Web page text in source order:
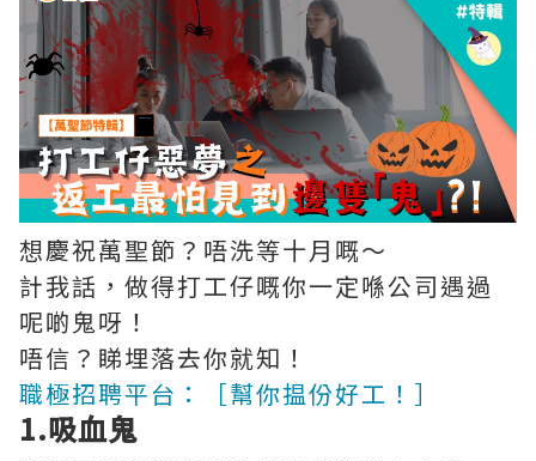
想慶祝萬聖節？唔洗等十月嘅～
計我話，做得打工仔嘅你一定喺公司遇過
呢啲鬼呀！
唔信？睇埋落去你就知！
職極招聘平台：［幫你揾份好工！］
1.吸血鬼